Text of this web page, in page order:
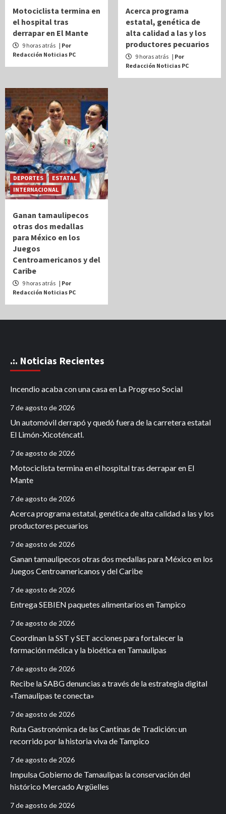
Motociclista termina en
el hospital tras
derrapar en El Mante
9 horas atrás | Por
Redacción Noticias PC
Acerca programa
estatal, genética de
alta calidad a las y los
productores pecuarios
9 horas atrás | Por
Redacción Noticias PC
DEPORTES
ESTATAL
INTERNACIONAL
Ganan tamaulipecos
otras dos medallas
para México en los
Juegos
Centroamericanos y del
Caribe
9 horas atrás | Por
Redacción Noticias PC
.:. Noticias Recientes
Incendio acaba con una casa en La Progreso Social
7 de agosto de 2026
Un automóvil derrapó y quedó fuera de la carretera estatal
El Limón-Xicoténcatl.
7 de agosto de 2026
Motociclista termina en el hospital tras derrapar en El
Mante
7 de agosto de 2026
Acerca programa estatal, genética de alta calidad a las y los
productores pecuarios
7 de agosto de 2026
Ganan tamaulipecos otras dos medallas para México en los
Juegos Centroamericanos y del Caribe
7 de agosto de 2026
Entrega SEBIEN paquetes alimentarios en Tampico
7 de agosto de 2026
Coordinan la SST y SET acciones para fortalecer la
formación médica y la bioética en Tamaulipas
7 de agosto de 2026
Recibe la SABG denuncias a través de la estrategia digital
«Tamaulipas te conecta»
7 de agosto de 2026
Ruta Gastronómica de las Cantinas de Tradición: un
recorrido por la historia viva de Tampico
7 de agosto de 2026
Impulsa Gobierno de Tamaulipas la conservación del
histórico Mercado Argüelles
7 de agosto de 2026